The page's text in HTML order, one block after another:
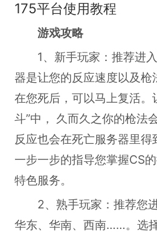
175平台使用教程
游戏攻略
1、新手玩家：推荐进入
器是让您的反应速度以及枪
在您死后，可以马上复活。
斗”中， 久而久之你的枪法
反应也会在死亡服务器里得
一步一步的指导您掌握CS
特色服务。
2、熟手玩家：推荐您进
华东、华南、西南……。选